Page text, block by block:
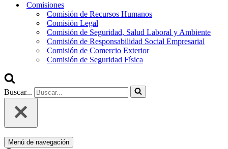
Comisiones
Comisión de Recursos Humanos
Comisión Legal
Comisión de Seguridad, Salud Laboral y Ambiente
Comisión de Responsabilidad Social Empresarial
Comisión de Comercio Exterior
Comisión de Seguridad Física
Buscar...
Menú de navegación